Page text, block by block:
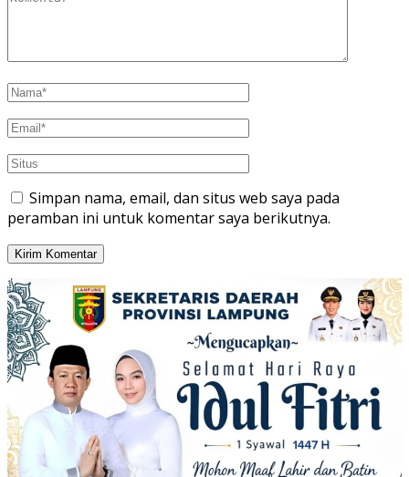
Simpan nama, email, dan situs web saya pada
peramban ini untuk komentar saya berikutnya.